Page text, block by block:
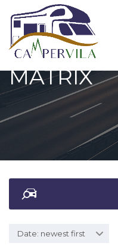
MATRIX
Date: newest first